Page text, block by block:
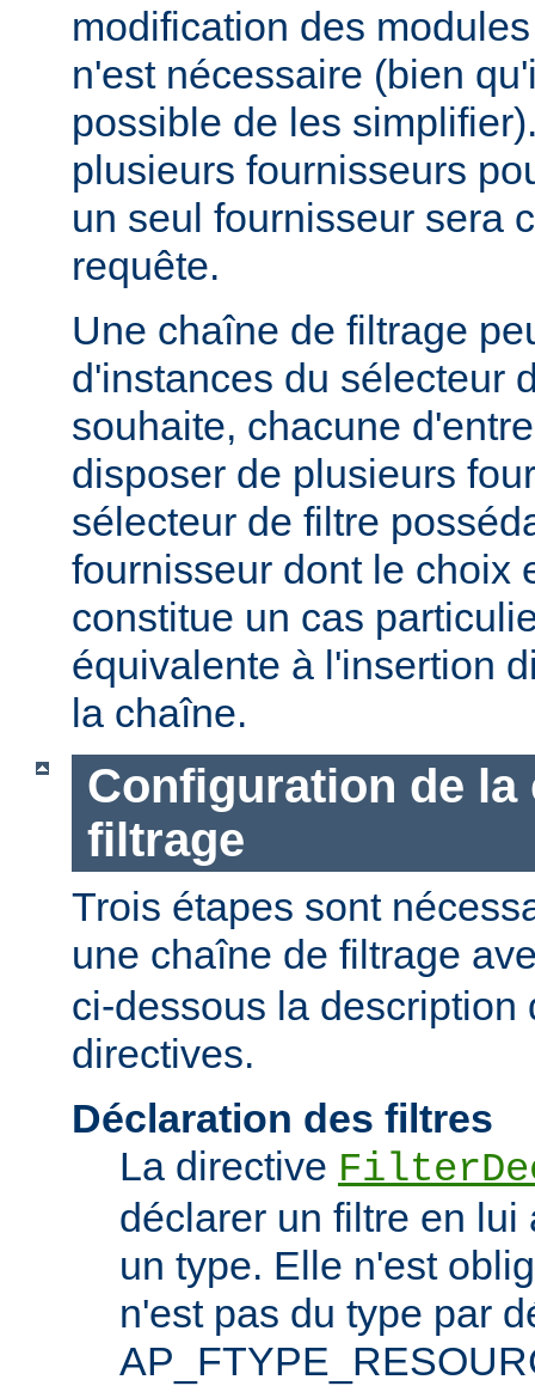
modification des
n'est nécessaire (bien
possible de les
plusieurs fournisseurs
un seul fournisseur sera
requête.
Une chaîne de filtrage
d'instances du sélecteur
souhaite, chacune
disposer de plusieurs
sélecteur de filtre
fournisseur dont le choix
constitue un cas
équivalente à l'insertion
la chaîne.
Configuration de la
filtrage
Trois étapes sont
une chaîne de filtrage
ci-dessous la description
directives.
Déclaration des filtres
La directive
déclarer un filtre en
un type. Elle n'est
n'est pas du type par